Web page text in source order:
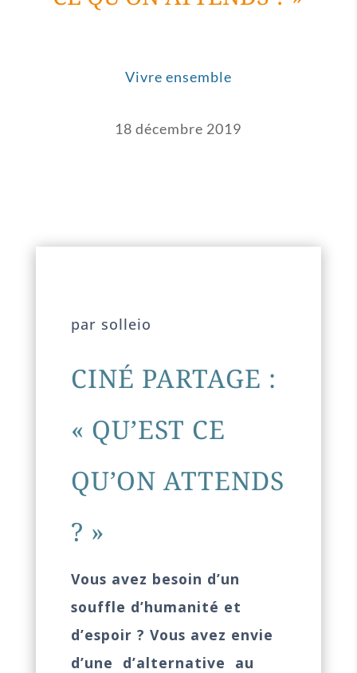
Vivre ensemble
18 décembre 2019
par solleio
CINÉ PARTAGE :
« QU’EST CE
QU’ON ATTENDS
? »
Vous avez besoin d’un
souffle d’humanité et
d’espoir ? Vous avez envie
d’une d’alternative au